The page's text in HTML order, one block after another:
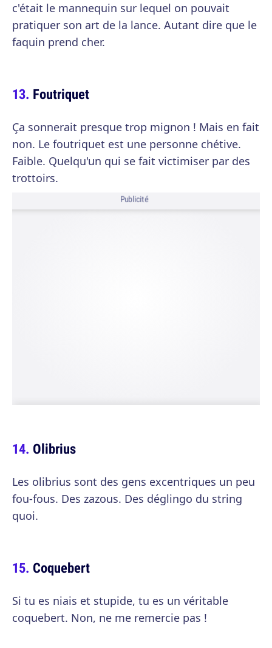
c'était le mannequin sur lequel on pouvait
pratiquer son art de la lance. Autant dire que le
faquin prend cher.
Foutriquet
Ça sonnerait presque trop mignon ! Mais en fait
non. Le foutriquet est une personne chétive.
Faible. Quelqu'un qui se fait victimiser par des
trottoirs.
Publicité
Olibrius
Les olibrius sont des gens excentriques un peu
fou-fous. Des zazous. Des déglingo du string
quoi.
Coquebert
Si tu es niais et stupide, tu es un véritable
coquebert. Non, ne me remercie pas !